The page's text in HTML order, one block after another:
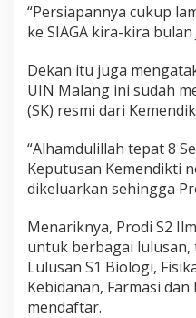
“Persiapannya cukup
ke SIAGA kira-kira bulan
Dekan itu juga
UIN Malang ini sudah
(SK) resmi dari
“Alhamdulillah tepat 8
Keputusan Kemendikti
dikeluarkan sehingga
Menariknya, Prodi S2
untuk berbagai lulusan,
Lulusan S1 Biologi,
Kebidanan, Farmasi
mendaftar.